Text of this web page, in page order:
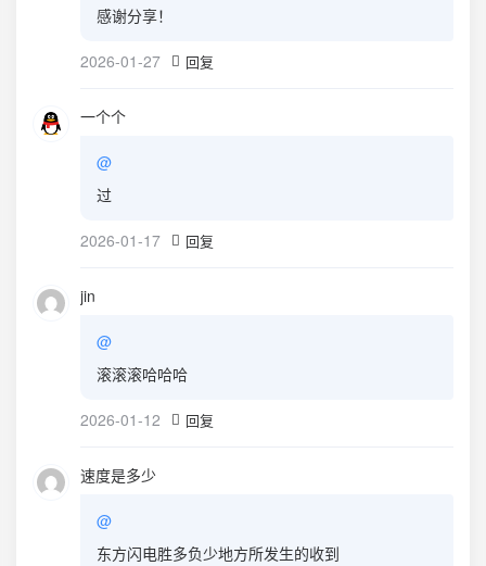
感谢分享！
2026-01-27 回复
一个个
@
过
2026-01-17 回复
jin
@
滚滚滚哈哈哈
2026-01-12 回复
速度是多少
@
东方闪电胜多负少地方所发生的收到